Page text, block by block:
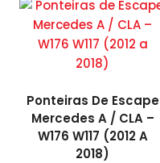
Ponteiras De Escape
Mercedes A / CLA –
W176 W117 (2012 A
2018)